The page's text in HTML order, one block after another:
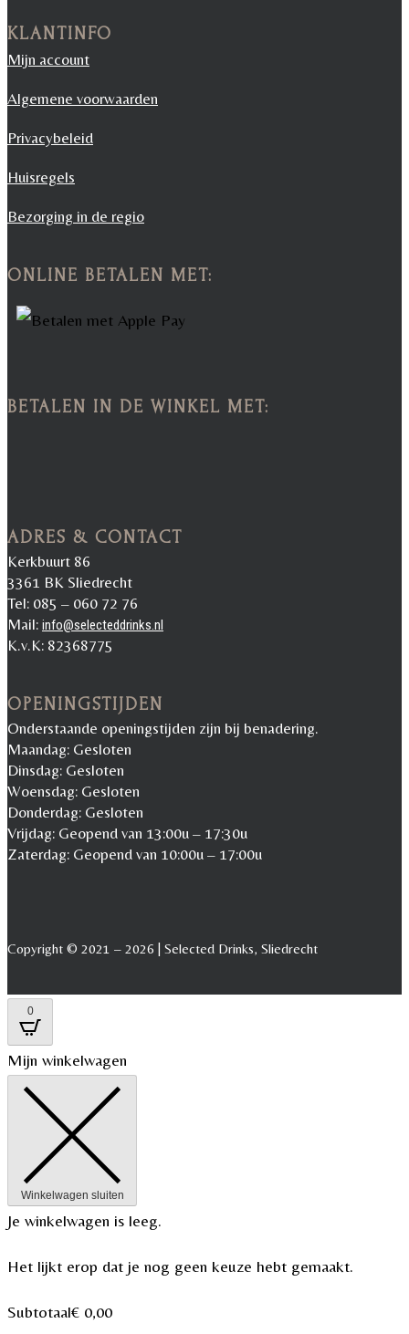
KLANTINFO
Mijn account
Algemene voorwaarden
Privacybeleid
Huisregels
Bezorging in de regio
ONLINE BETALEN MET:
BETALEN IN DE WINKEL MET:
ADRES & CONTACT
Kerkbuurt 86
3361 BK Sliedrecht
Tel: 085 – 060 72 76
Mail: info@selecteddrinks.nl
K.v.K: 82368775
OPENINGSTIJDEN
Onderstaande openingstijden zijn bij benadering.
Maandag: Gesloten
Dinsdag: Gesloten
Woensdag: Gesloten
Donderdag: Gesloten
Vrijdag: Geopend van 13:00u – 17:30u
Zaterdag: Geopend van 10:00u – 17:00u
Copyright © 2021 – 2026 | Selected Drinks, Sliedrecht
0
Mijn winkelwagen
Winkelwagen sluiten
Je winkelwagen is leeg.
Het lijkt erop dat je nog geen keuze hebt gemaakt.
Subtotaal€ 0,00